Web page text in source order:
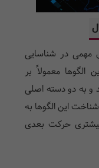
مهمی در شناسایی
الگوها معمولاً بر
به دو دسته اصلی
این الگوها به
حرکت بعدی